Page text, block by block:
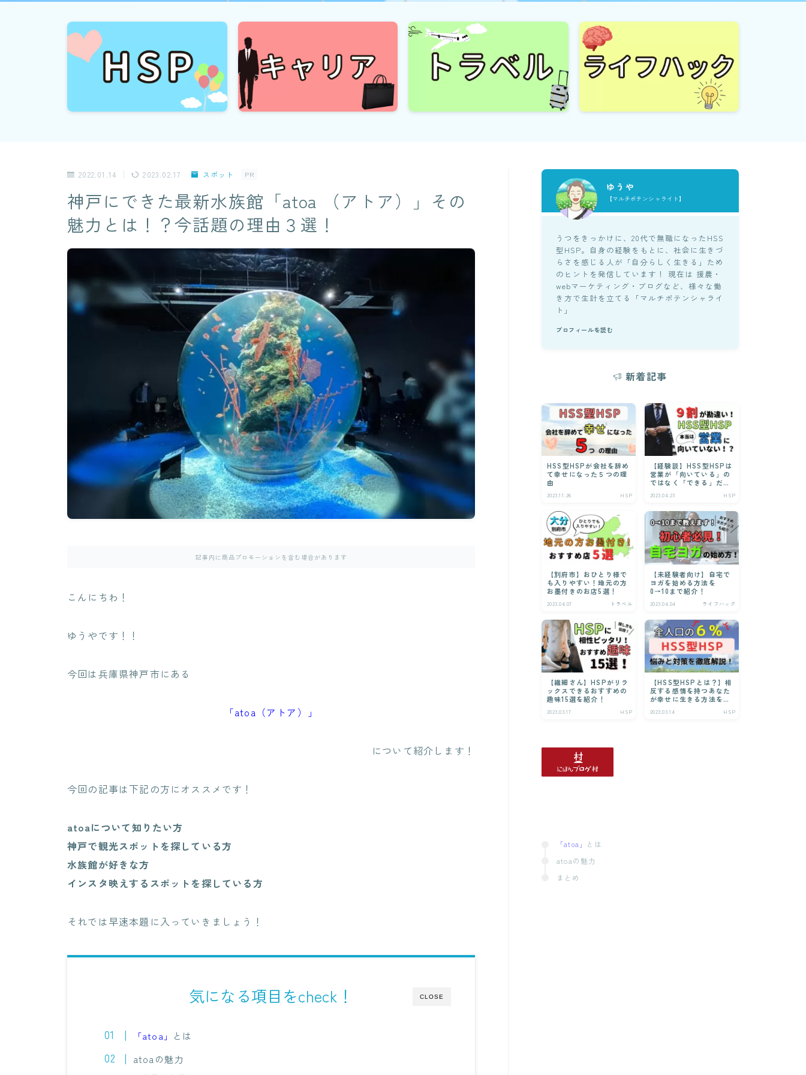
2022.01.14 2023.02.17 スポット PR
神戸にできた最新水族館「atoa （アトア）」その
魅力とは！？今話題の理由３選！
記事内に商品プロモーションを含む場合があります
こんにちわ！
ゆうやです！！
今回は兵庫県神戸市にある
「atoa（アトア）」
について紹介します！
今回の記事は下記の方にオススメです！
atoaについて知りたい方
神戸で観光スポットを探している方
水族館が好きな方
インスタ映えするスポットを探している方
それでは早速本題に入っていきましょう！
CLOSE
気になる項目をcheck！
「atoa」
とは
atoaの魅力
ゆうや
【マルチポテンシャライト】
うつをきっかけに、20代で無職になったHSS
型HSP。自身の経験をもとに、社会に生きづ
らさを感じる人が「自分らしく生きる」ため
のヒントを発信しています！ 現在は 援農・
webマーケティング・ブログなど、様々な働
き方で生計を立てる「マルチポテンシャライ
ト」
プロフィールを読む
新着記事
HSS型HSPが会社を辞め
て幸せになった５つの理
由
2023.11.26 HSP
【経験談】HSS型HSPは
営業が「向いている」の
ではなく「できる」だ
2023.04.23 HSP
【別府市】おひとり様で
も入りやすい！地元の方
お墨付きのお店5選！
2023.04.07 トラベル
【未経験者向け】自宅で
ヨガを始める方法を
0→10まで紹介！
2023.04.04 ライフハック
【繊細さん】HSPがリラ
ックスできるおすすめの
趣味15選を紹介！
2023.03.17 HSP
【HSS型HSPとは？】相
反する感情を持つあなた
が幸せに生きる方法を解
2023.03.14 HSP
「atoa」
とは
atoaの魅力
まとめ